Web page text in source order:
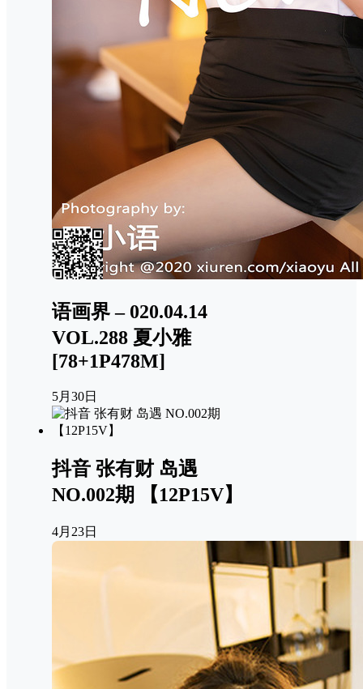
语画界 – 020.04.14
VOL.288 夏小雅
[78+1P478M]
5月30日
抖音 张有财 岛遇
NO.002期 【12P15V】
4月23日